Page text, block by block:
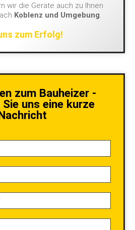
wir die Geräte auch zu Ihnen
Koblenz und Umgebung.
zum Erfolg!
zum Bauheizer -
uns eine kurze